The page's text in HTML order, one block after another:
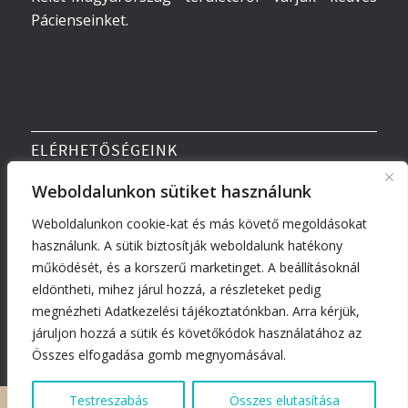
Weboldalunkon sütiket használunk
Weboldalunkon cookie-kat és más követő megoldásokat
használunk. A sütik biztosítják weboldalunk hatékony
működését, és a korszerű marketinget. A beállításoknál
eldöntheti, mihez járul hozzá, a részleteket pedig
megnézheti Adatkezelési tájékoztatónkban. Arra kérjük,
járuljon hozzá a sütik és követőkódok használatához az
Összes elfogadása gomb megnyomásával.
Testreszabás Összes elutasítása
Pácienseinket.
ELÉRHETŐSÉGEINK
Tel:+36 30 073 7349
Email:debrecen@turbohair.hu
Cím:4026 Debrecen, Hunyadi János utca 22.
(bejárat a Medicover mellett)